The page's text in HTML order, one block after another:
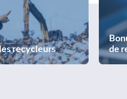
recycleurs
de